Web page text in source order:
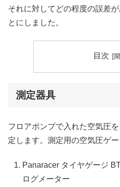
それに対してどの程度の誤差
とにしました。
目次
測定器具
フロアポンプで入れた空気圧
定します。測定用の空気圧ゲー
Panaracer タイヤゲージ
ログメーター